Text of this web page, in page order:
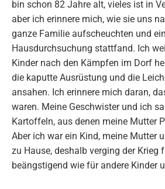
bin schon 82 Jahre alt, vieles ist in
aber ich erinnere mich, wie sie uns
ganze Familie aufscheuchten und
Hausdurchsuchung stattfand. Ich
Kinder nach den Kämpfen im Dorf
die kaputte Ausrüstung und die
ansahen. Ich erinnere mich daran,
waren. Meine Geschwister und ich
Kartoffeln, aus denen meine Mutter
Aber ich war ein Kind, meine Mutter
zu Hause, deshalb verging der Krieg
beängstigend wie für andere Kinder